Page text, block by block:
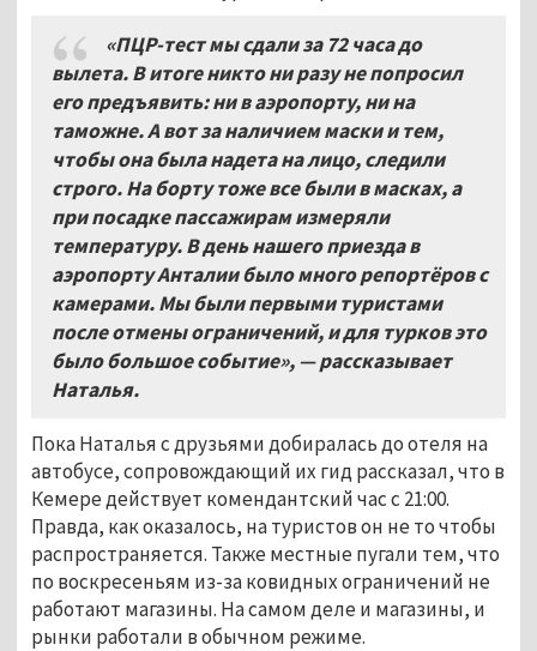
«ПЦР-тест мы сдали за 72 часа до
вылета. В итоге никто ни разу не попросил
его предъявить: ни в аэропорту, ни на
таможне. А вот за наличием маски и тем,
чтобы она была надета на лицо, следили
строго. На борту тоже все были в масках, а
при посадке пассажирам измеряли
температуру. В день нашего приезда в
аэропорту Анталии было много репортёров с
камерами. Мы были первыми туристами
после отмены ограничений, и для турков это
было большое событие», — рассказывает
Наталья.
Пока Наталья с друзьями добиралась до отеля на
автобусе, сопровождающий их гид рассказал, что в
Кемере действует комендантский час с 21:00.
Правда, как оказалось, на туристов он не то чтобы
распространяется. Также местные пугали тем, что
по воскресеньям из-за ковидных ограничений не
работают магазины. На самом деле и магазины, и
рынки работали в обычном режиме.